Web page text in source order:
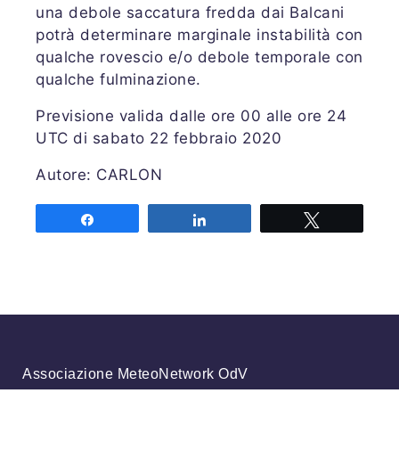
una debole saccatura fredda dai Balcani
potrà determinare marginale instabilità con
qualche rovescio e/o debole temporale con
qualche fulminazione.
Previsione valida dalle ore 00 alle ore 24
UTC di sabato 22 febbraio 2020
Autore: CARLON
Associazione MeteoNetwork OdV